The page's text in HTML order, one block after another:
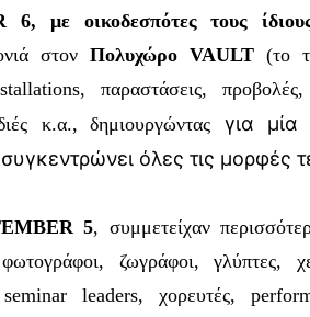
6, με οικοδεσπότες τους
στον Πολυχώρο VAULT (το
παραστάσεις,
κ.α.,
δημιουργώντας για μία
όλες τις μορφές
5, συμμετείχαν
ζωγράφοι, γλύπτες,
leaders, χορευτές,